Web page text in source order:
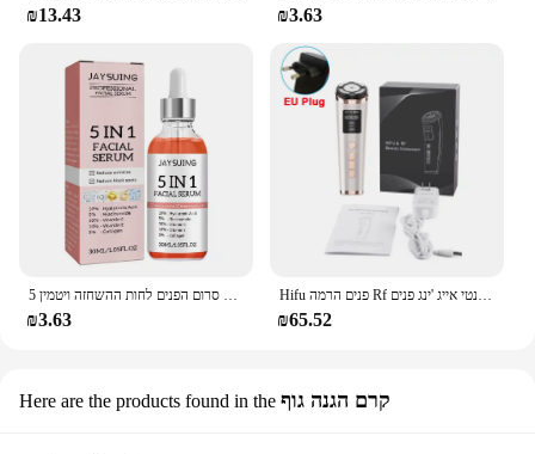
₪13.43 ₪3.63
5 ב 1 לדעוך קווים עדינים מיצוק הפנים סרום הפנים לחות ההשחזה ויטמין c חומצה היאלורונית חומצה היאלורונית העור
₪3.63
Hifu פנים הרמה Rf תדר גבוה אנטי אייג 'ינג פנים massager פנים microudent פנים פנים microent machine hifu machine
₪65.52
Here are the products found in the קרם הגנה גוף